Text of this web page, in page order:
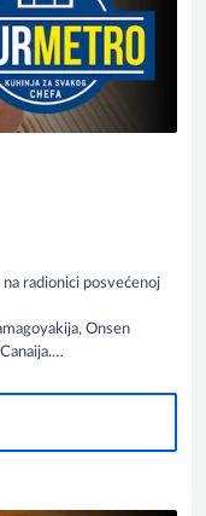
radionici posvećenoj
Onsen